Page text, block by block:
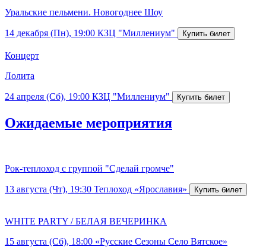
Уральские пельмени. Новогоднее Шоу
14 декабря (Пн), 19:00 КЗЦ "Миллениум"
Концерт
Лолита
24 апреля (Сб), 19:00 КЗЦ "Миллениум"
Ожидаемые мероприятия
Рок-теплоход с группой "Сделай громче"
13 августа (Чт), 19:30 Теплоход «Ярославия»
WHITE PARTY / БЕЛАЯ ВЕЧЕРИНКА
15 августа (Сб), 18:00 «Русские Сезоны Село Вятское»